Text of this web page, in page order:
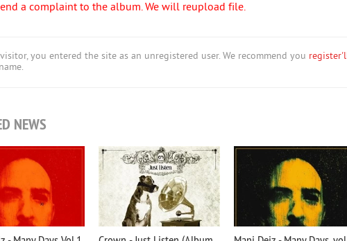
a complaint to the album. We will reupload file.
you entered the site as an unregistered user. We recommend you
NEWS